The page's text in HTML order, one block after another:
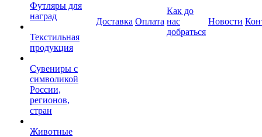
Футляры для
наград
Текстильная
продукция
Сувениры с
символикой
России,
регионов,
стран
Животные
Доставка Оплата
Как до
нас
добраться
Новости